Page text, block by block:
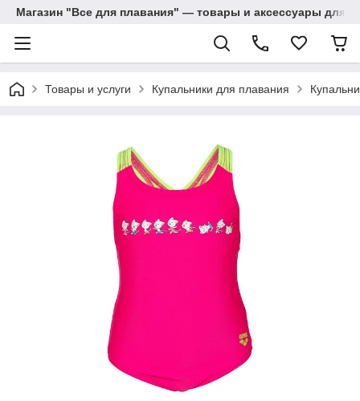
Магазин "Все для плавания" — товары и аксессуары для
Товары и услуги Купальники для плавания